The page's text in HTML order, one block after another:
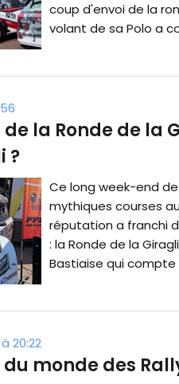
coup d'envoi de la
volant de sa Polo a
la Ronde de la
?
Ce long week-end
mythiques courses
réputation a franchi
: la Ronde de la
Bastiaise qui compte
20:22
monde des